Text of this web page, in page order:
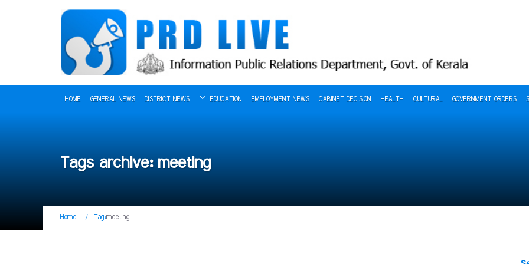
HOME GENERAL NEWS DISTRICT NEWS EDUCATION EMPLOYMENT NEWS CABINET DECISION HEALTH CULTURAL GOVERNMENT ORDERS
Tags archive: meeting
Home / Tag:meeting